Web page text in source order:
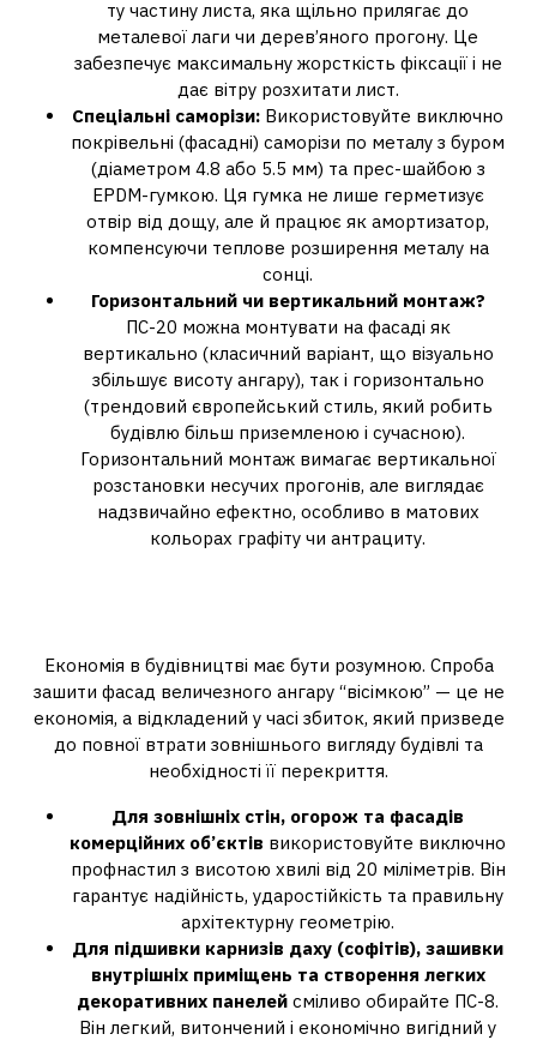
ту частину листа, яка щільно прилягає до
металевої лаги чи дерев’яного прогону. Це
забезпечує максимальну жорсткість фіксації і не
дає вітру розхитати лист.
Спеціальні саморізи: Використовуйте виключно
покрівельні (фасадні) саморізи по металу з буром
(діаметром 4.8 або 5.5 мм) та прес-шайбою з
EPDM-гумкою. Ця гумка не лише герметизує
отвір від дощу, але й працює як амортизатор,
компенсуючи теплове розширення металу на
сонці.
Горизонтальний чи вертикальний монтаж?
ПС-20 можна монтувати на фасаді як
вертикально (класичний варіант, що візуально
збільшує висоту ангару), так і горизонтально
(трендовий європейський стиль, який робить
будівлю більш приземленою і сучасною).
Горизонтальний монтаж вимагає вертикальної
розстановки несучих прогонів, але виглядає
надзвичайно ефектно, особливо в матових
кольорах графіту чи антрациту.
Економія в будівництві має бути розумною. Спроба
зашити фасад величезного ангару “вісімкою” — це не
економія, а відкладений у часі збиток, який призведе
до повної втрати зовнішнього вигляду будівлі та
необхідності її перекриття.
Для зовнішніх стін, огорож та фасадів
комерційних об’єктів використовуйте виключно
профнастил з висотою хвилі від 20 міліметрів. Він
гарантує надійність, ударостійкість та правильну
архітектурну геометрію.
Для підшивки карнизів даху (софітів), зашивки
внутрішніх приміщень та створення легких
декоративних панелей сміливо обирайте ПС-8.
Він легкий, витончений і економічно вигідний у